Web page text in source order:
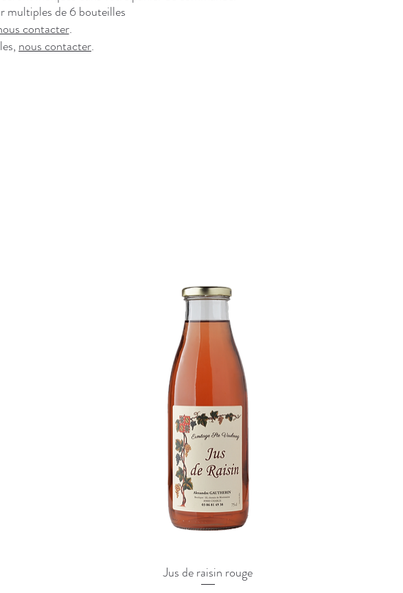
multiples de 6 bouteilles
contacter.
nous contacter.
Jus de raisin rouge